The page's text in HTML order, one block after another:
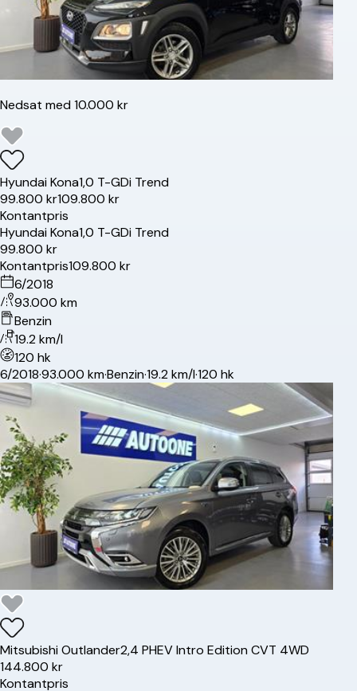
Nedsat med 10.000 kr
HyundaiKona1,0 T-GDi Trend
99.800 kr109.800 kr
Kontantpris
HyundaiKona1,0 T-GDi Trend
99.800 kr
Kontantpris109.800 kr
6/2018
93.000 km
Benzin
19.2 km/l
120 hk
6/2018·93.000 km·Benzin·19.2 km/l·120 hk
MitsubishiOutlander2,4 PHEV Intro Edition CVT 4WD
144.800 kr
Kontantpris